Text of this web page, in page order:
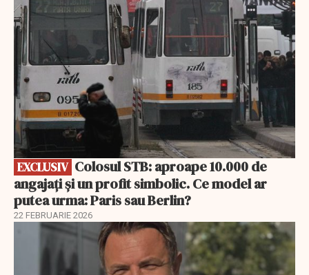
EXCLUSIV
angajați și un profit simbolic. Ce model ar
putea urma: Paris sau Berlin?
22 FEBRUARIE 2026
EXCLUSIV